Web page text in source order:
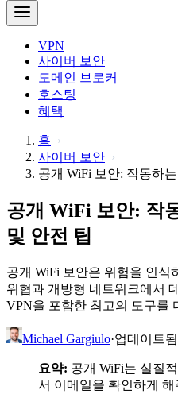
VPN
사이버 보안
도메인 브로커
호스팅
혜택
홈
사이버 보안
공개 WiFi 보안: 작동하
공개 WiFi 보안: 작
및 안전 팁
공개 WiFi 보안은 위험을 인식
위협과 개방형 네트워크에서
VPN을 포함한 최고의 도구를
Michael Gargiulo·업데이트
요약: 공개 WiFi는 실질
서 이메일을 확인하게